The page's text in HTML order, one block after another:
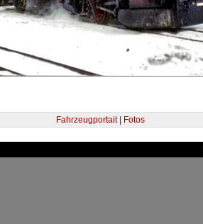
Fahrzeugportait | Fotos